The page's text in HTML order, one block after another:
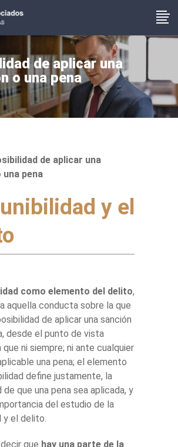
de aplicar una
o una pena
de aplicar una
una pena
y el
como elemento del delito,
aquella conducta sobre la que
de aplicar una sanción
desde el punto de vista
que ni siempre; ni ante cualquier
una pena; el elemento
define justamente, la
de que una pena sea aplicada, y
del estudio de la
y el delito.
que hay una parte de la